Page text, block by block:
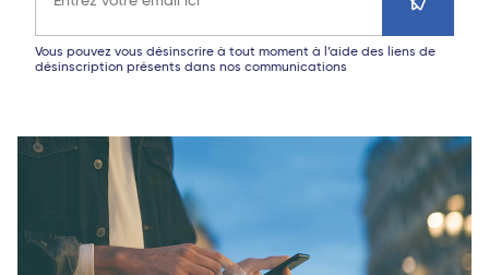
Vous pouvez vous désinscrire à tout moment à l’aide des liens de
désinscription présents dans nos communications